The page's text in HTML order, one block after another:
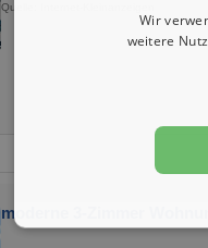
Quelle: Internet-Kleinanzeigen
moderne 3-Zimmer
Wir
weitere